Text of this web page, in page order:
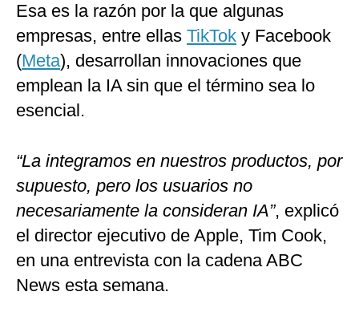
Esa es la razón por la que algunas
empresas, entre ellas TikTok y Facebook
(Meta), desarrollan innovaciones que
emplean la IA sin que el término sea lo
esencial.
“La integramos en nuestros productos, por
supuesto, pero los usuarios no
necesariamente la consideran IA”, explicó
el director ejecutivo de Apple, Tim Cook,
en una entrevista con la cadena ABC
News esta semana.